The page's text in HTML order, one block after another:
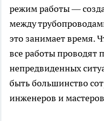
режим работы —
между
это занимает время.
все работы проводят
непредвиденных
быть большинство
инженеров и